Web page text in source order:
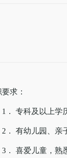
求：
1． 专科及以上学
2． 有幼儿园、亲
3． 喜爱儿童，熟